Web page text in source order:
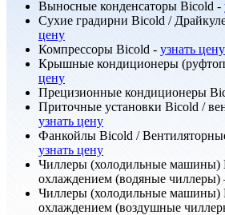
Выносные конденсаторы Bicold -
Сухие градирни Bicold /
цену
Компрессоры Bicold - узнать цену
Крышные кондиционеры
цену
Прецизионные кондиционеры
Приточные установки Bicold /
узнать цену
Фанкойлы Bicold /
узнать цену
Чиллеры (холодильные машины)
охлаждением (водяные чиллеры)
Чиллеры (холодильные машины)
охлаждением (воздушные